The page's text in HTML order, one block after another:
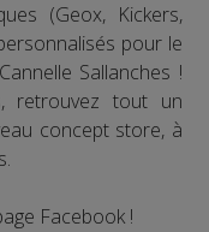
(Geox, Kickers,
pour le
Sallanches !
retrouvez tout un
concept store, à
Facebook !